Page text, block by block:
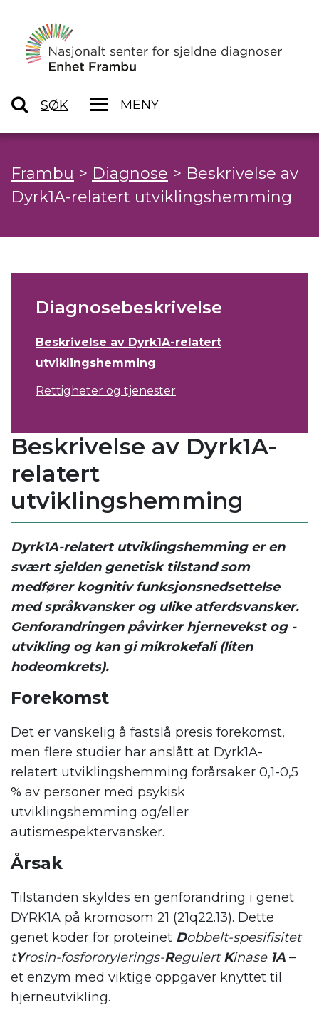
SØK MENY
Frambu > Diagnose > Beskrivelse av
Dyrk1A-relatert utviklingshemming
Diagnosebeskrivelse
Beskrivelse av Dyrk1A-relatert
utviklingshemming
Rettigheter og tjenester
Beskrivelse av Dyrk1A-
relatert
utviklingshemming
Dyrk1A-relatert utviklingshemming er en
svært sjelden genetisk tilstand som
medfører kognitiv funksjonsnedsettelse
med språkvansker og ulike atferdsvansker.
Genforandringen påvirker hjernevekst og -
utvikling og kan gi mikrokefali (liten
hodeomkrets).
Forekomst
Det er vanskelig å fastslå presis forekomst,
men flere studier har anslått at Dyrk1A-
relatert utviklingshemming forårsaker 0,1-0,5
% av personer med psykisk
utviklingshemming og/eller
autismespektervansker.
Årsak
Tilstanden skyldes en genforandring i genet
DYRK1A på kromosom 21 (21q22.13). Dette
genet koder for proteinet Dobbelt-spesifisitet
tYrosin-fosfororylerings-RegulertKinase 1A –
et enzym med viktige oppgaver knyttet til
hjerneutvikling.